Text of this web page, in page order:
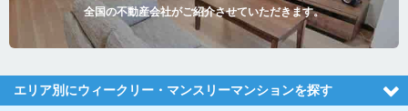
全国の不動産会社がご紹介させていただきます。
エリア別にウィークリー・マンスリーマンションを探す